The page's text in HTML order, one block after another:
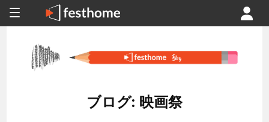
ブログ: 映画祭